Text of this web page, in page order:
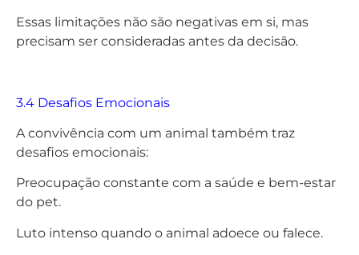
Essas limitações não são negativas em si, mas
precisam ser consideradas antes da decisão.
3.4 Desafios Emocionais
A convivência com um animal também traz
desafios emocionais:
Preocupação constante com a saúde e bem-estar
do pet.
Luto intenso quando o animal adoece ou falece.